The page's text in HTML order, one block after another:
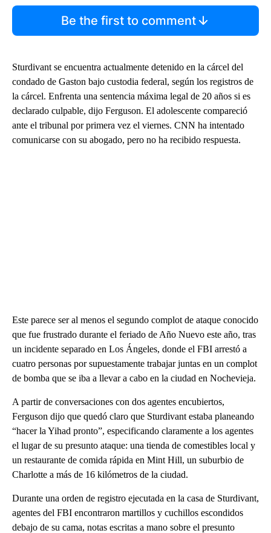
Be the first to comment
Sturdivant se encuentra actualmente detenido en la cárcel del
condado de Gaston bajo custodia federal, según los registros de
la cárcel. Enfrenta una sentencia máxima legal de 20 años si es
declarado culpable, dijo Ferguson. El adolescente compareció
ante el tribunal por primera vez el viernes. CNN ha intentado
comunicarse con su abogado, pero no ha recibido respuesta.
Este parece ser al menos el segundo complot de ataque conocido
que fue frustrado durante el feriado de Año Nuevo este año, tras
un incidente separado en Los Ángeles, donde el FBI arrestó a
cuatro personas por supuestamente trabajar juntas en un complot
de bomba que se iba a llevar a cabo en la ciudad en Nochevieja.
A partir de conversaciones con dos agentes encubiertos,
Ferguson dijo que quedó claro que Sturdivant estaba planeando
“hacer la Yihad pronto”, especificando claramente a los agentes
el lugar de su presunto ataque: una tienda de comestibles local y
un restaurante de comida rápida en Mint Hill, un suburbio de
Charlotte a más de 16 kilómetros de la ciudad.
Durante una orden de registro ejecutada en la casa de Sturdivant,
agentes del FBI encontraron martillos y cuchillos escondidos
debajo de su cama, notas escritas a mano sobre el presunto